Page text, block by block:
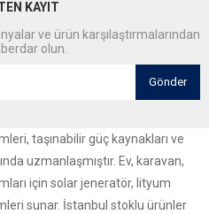
KAYIT
ve ürün karşılaştırmalarından
olun.
Gönder
taşınabilir güç kaynakları ve
uzmanlaşmıştır. Ev, karavan,
için solar jeneratör, lityum
sunar. İstanbul stoklu ürünler